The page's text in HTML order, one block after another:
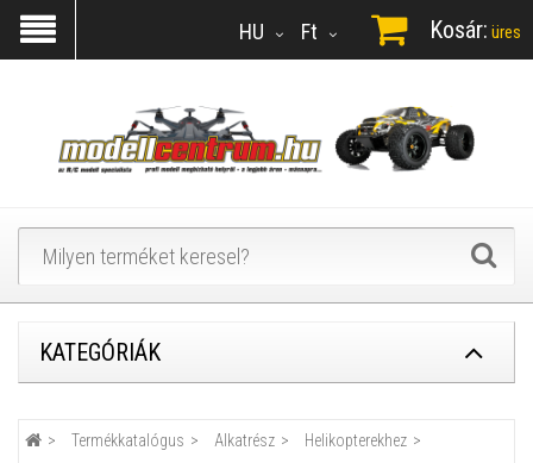
Ft
HU Kosár: üres
KATEGÓRIÁK
Termékkatalógus Alkatrész
Helikopterekhez